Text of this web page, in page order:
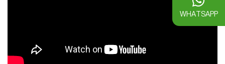
WHATSAPP